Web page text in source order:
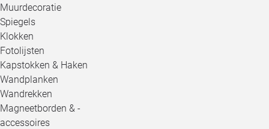
Muurdecoratie
Spiegels
Klokken
Fotolijsten
Kapstokken & Haken
Wandplanken
Wandrekken
Magneetborden & -
accessoires